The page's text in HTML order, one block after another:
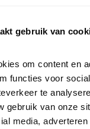
gebruik van
om content en
functies voor
te
gebruik van onze
media,